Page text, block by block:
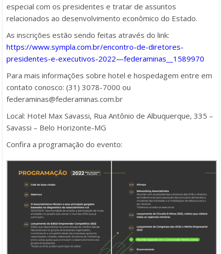
especial com os presidentes e tratar de assuntos
relacionados ao desenvolvimento econômico do Estado.
As inscrições estão sendo feitas através do link:
https://www.sympla.com.br/encontro-de-diretores-
presidentes-e-executivos-2022—federaminas__1589970
Para mais informações sobre hotel e hospedagem entre em
contato conosco: (31) 3078-7000 ou
federaminas@federaminas.com.br
Local: Hotel Max Savassi, Rua Antônio de Albuquerque, 335 –
Savassi – Belo Horizonte-MG
Confira a programação do evento: